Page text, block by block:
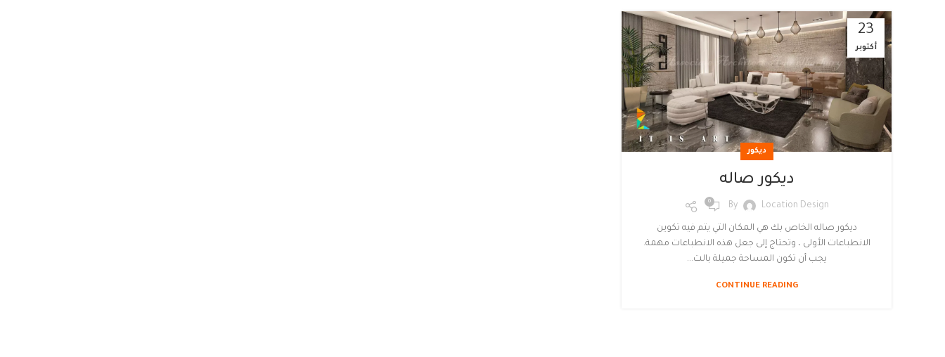
23
أكتوبر
ديكور
ديكور صاله
By Location Design
0
ديكور صاله الخاص بك هي المكان التي يتم فيه تكوين
الانطباعات الأولى ، وتحتاج إلى جعل هذه الانطباعات مهمة.
يجب أن تكون المساحة جميلة بالت...
CONTINUE READING